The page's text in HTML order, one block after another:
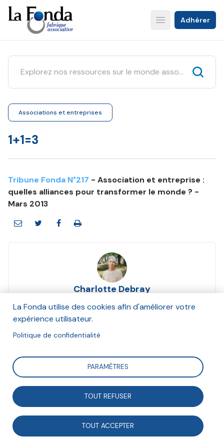
Aller
au
contenu
principal
Open main menu
Adhérer
Associations et entreprises
1+1=3
Tribune Fonda N°217 - Association et entreprise :
quelles alliances pour transformer le monde ? -
Mars 2013
Charlotte Debray
Et Réseau Cocagne
y a encore peu a connu ces dernières années une
accélération remarquable. De part et d’autre, les
changements de posture sont évidents. Qu’elles
La Fonda utilise des cookies afin d'améliorer votre
expérience utilisateur.
Politique de confidentialité
PARAMÈTRES
TOUT REFUSER
TOUT ACCEPTER